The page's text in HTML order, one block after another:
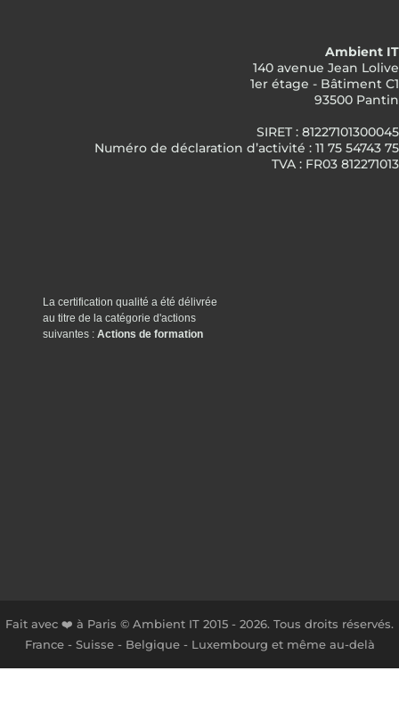
Ambient IT
140 avenue Jean Lolive
1er étage - Bâtiment C1
93500 Pantin
SIRET : 81227101300045
Numéro de déclaration d’activité : 11 75 54743 75
TVA : FR03 812271013
La certification qualité a été délivrée
au titre de la catégorie d'actions
suivantes : Actions de formation
Fait avec ❤️ à Paris © Ambient IT 2015 - 2026. Tous droits réservés.
France - Suisse - Belgique - Luxembourg et même au-delà